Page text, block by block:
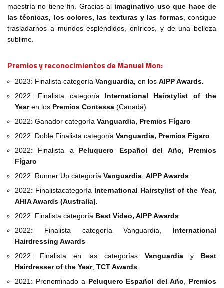
maestría no tiene fin. Gracias al imaginativo uso que hace de
las técnicas, los colores, las texturas y las formas, consigue
trasladarnos a mundos espléndidos, oníricos, y de una belleza
sublime.
Premios y reconocimientos de Manuel Mon:
2023: Finalista categoría Vanguardia, en los AIPP Awards.
2022: Finalista categoría
International Hairstylist of the
Year en los Premios Contessa (Canadá).
2022: Ganador categoría Vanguardia, Premios Fígaro
2022: Doble Finalista categoría Vanguardia, Premios Fígaro
2022: Finalista a
Peluquero Español del Año, Premios
Fígaro
2022: Runner Up categoría Vanguardia, AIPP Awards
2022: Finalistacategoría
International Hairstylist of the Year,
AHIA Awards (Australia).
2022: Finalista categoría Best Video, AIPP Awards
2022: Finalista categoría Vanguardia, International
Hairdressing Awards
2022: Finalista en las categorías Vanguardia y
Best
Hairdresser of the Year, TCT Awards
2021: Prenominado a Peluquero Español del Año, Premios